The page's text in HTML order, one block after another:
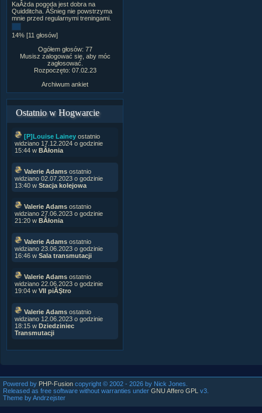
KaÂżda pogoda jest dobra na
Quidditcha. ÂŚnieg nie powstrzyma
mnie przed regularnymi treningami.
14% [11 głosów]
Ogółem głosów: 77
Musisz zalogować się, aby móc
zagłosować.
Rozpoczęto: 07.02.23
Archiwum ankiet
Ostatnio w Hogwarcie
[P]Louise Lainey ostatnio
widziano 17.12.2024 o godzinie
15:44 w BÂłonia
Valerie Adams ostatnio
widziano 02.07.2023 o godzinie
13:40 w Stacja kolejowa
Valerie Adams ostatnio
widziano 27.06.2023 o godzinie
21:20 w BÂłonia
Valerie Adams ostatnio
widziano 23.06.2023 o godzinie
16:46 w Sala transmutacji
Valerie Adams ostatnio
widziano 22.06.2023 o godzinie
19:04 w VII piĂŞtro
Valerie Adams ostatnio
widziano 12.06.2023 o godzinie
18:15 w Dziedziniec
Transmutacji
Powered by PHP-Fusion copyright © 2002 - 2026 by Nick Jones.
Released as free software without warranties under GNU Affero GPL
v3.
Theme by Andrzejster